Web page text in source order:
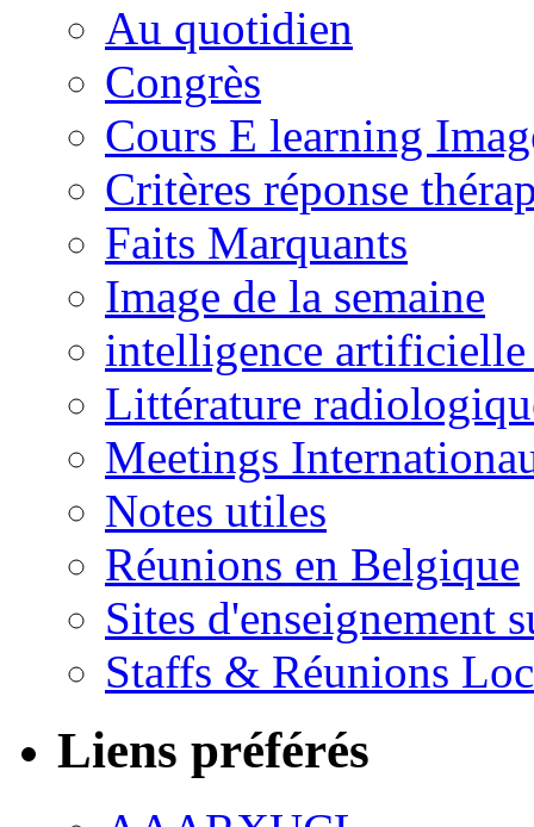
Au quotidien
Congrès
Cours E learning
Critères réponse
Faits Marquants
Image de la semaine
intelligence
Littérature
Meetings
Notes utiles
Réunions en Belgique
Sites d'enseignement
Staffs & Réunions
Liens préférés